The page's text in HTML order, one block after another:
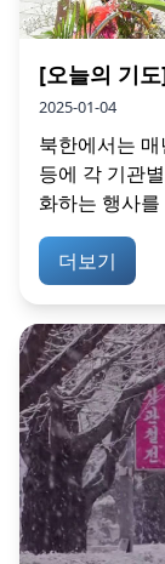
[오늘의 기
2025-01-04
북한에서는
등에 각 기관
화하는 행사
더보기